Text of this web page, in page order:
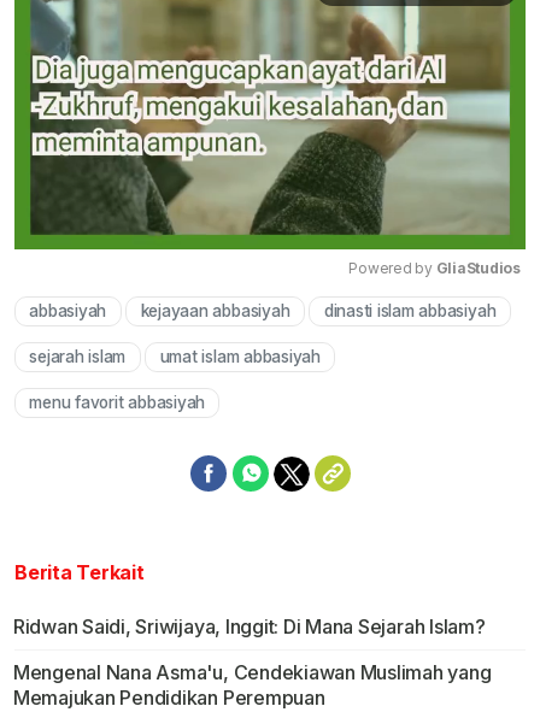
Mute
Powered by GliaStudios
abbasiyah kejayaan abbasiyah dinasti islam abbasiyah
sejarah islam umat islam abbasiyah
menu favorit abbasiyah
Berita Terkait
Ridwan Saidi, Sriwijaya, Inggit: Di Mana Sejarah Islam?
Mengenal Nana Asma'u, Cendekiawan Muslimah yang
Memajukan Pendidikan Perempuan